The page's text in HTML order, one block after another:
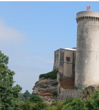
Véhicules
Bienvenue sur LE forum des
toutes époques. De
ou simplement partager vos